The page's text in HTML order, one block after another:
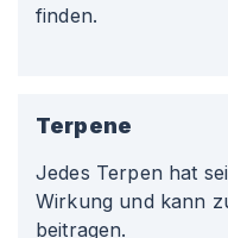
finden.
Terpene
Jedes Terpen hat
Wirkung und kann
beitragen.